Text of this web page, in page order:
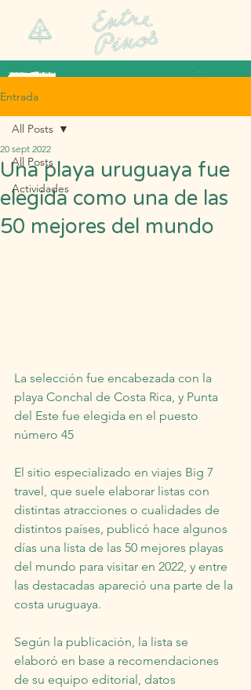
Entrada
All Posts
Actividades
All Posts
Una playa uruguaya fue
elegida como una de las
50 mejores del mundo
20 sept 2022
La selección fue encabezada con la
playa Conchal de Costa Rica, y Punta
del Este fue elegida en el puesto
número 45
El sitio especializado en viajes Big 7
travel, que suele elaborar listas con
distintas atracciones o cualidades de
distintos países, publicó hace algunos
días una lista de las 50 mejores playas
del mundo para visitar en 2022, y entre
las destacadas apareció una parte de la
costa uruguaya.
Según la publicación, la lista se
elaboró en base a recomendaciones
de su equipo editorial, datos